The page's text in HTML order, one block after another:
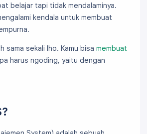
belajar tapi tidak mendalaminya.
kendala untuk membuat
sama sekali lho. Kamu bisa membuat
harus ngoding, yaitu dengan